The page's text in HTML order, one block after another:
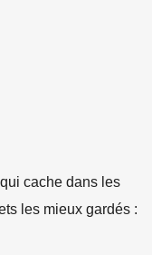
cache dans les
les mieux gardés :